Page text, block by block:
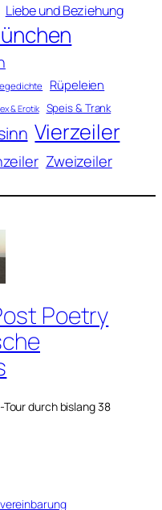
Liebe und Beziehung
Rüpeleien
& Erotik Speis & Trank
Vierzeiler
Zweizeiler
Poetry
durch bislang 38